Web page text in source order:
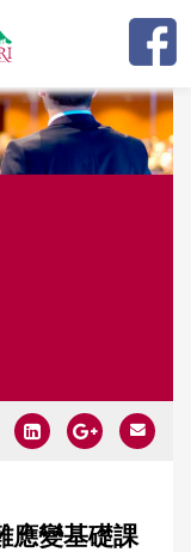
應變基礎課